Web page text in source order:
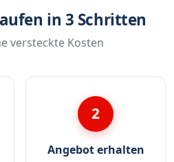
in 3 Schritten
versteckte Kosten
2
Angebot erhalten